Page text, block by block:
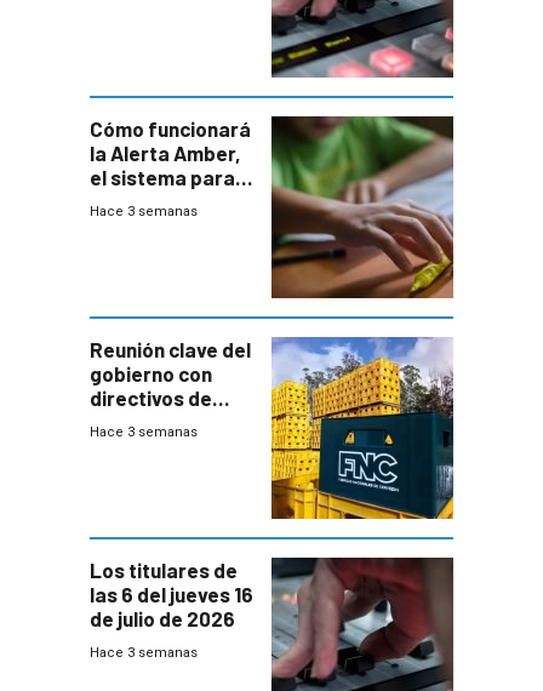
Cómo funcionará
la Alerta Amber,
el sistema para
la búsqueda
Hace 3 semanas
Reunión clave del
gobierno con
directivos de
Fábricas
Hace 3 semanas
Los titulares de
las 6 del jueves 16
de julio de 2026
Hace 3 semanas